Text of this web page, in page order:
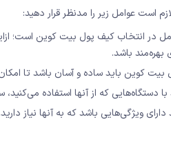
است عوامل زیر را مدنظر قرار دهید:
در انتخاب کیف پول بیت ‌کوین است؛
بیت‌ کوین باید ساده و آسان باشد تا
دستگاه‌هایی که از آنها استفاده می‌کنید،
ویژگی‌هایی باشد که به آنها نیاز